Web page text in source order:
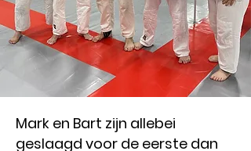
Mark en Bart zijn allebei
geslaagd voor de eerste dan